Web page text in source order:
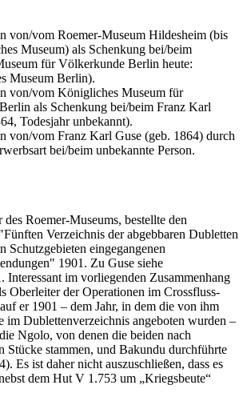
von/vom Roemer-Museum Hildesheim (bis
Museum) als Schenkung bei/beim
für Völkerkunde Berlin heute:
Museum Berlin).
von/vom Königliches Museum für
als Schenkung bei/beim Franz Karl
Todesjahr unbekannt).
von/vom Franz Karl Guse (geb. 1864) durch
bei/beim unbekannte Person.
Roemer-Museums, bestellte den
Verzeichnis der abgebbaren Dubletten
Schutzgebieten eingegangenen
1901. Zu Guse siehe
im vorliegenden Zusammenhang
Oberleiter der Operationen im Crossfluss-
er 1901 – dem Jahr, in dem die von ihm
im Dublettenverzeichnis angeboten wurden –
Ngolo, von denen die beiden nach
Stücke stammen, und Bakundu durchführte
Es ist daher nicht auszuschließen, dass es
dem Hut V 1.753 um „Kriegsbeute“